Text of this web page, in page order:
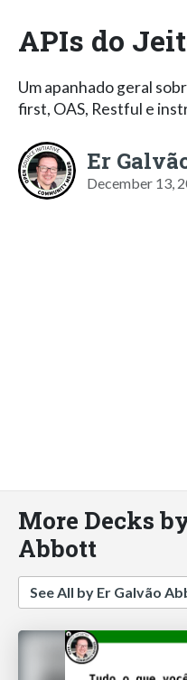
APIs do
Um apanhado geral
first, OAS, Restful e
Er
December 13,
More Decks
Abbott
See All by Er Galvão